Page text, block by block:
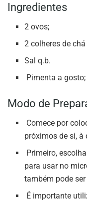
Ingredientes
2 ovos;
2 colheres de
Sal q.b.
Pimenta a gosto;
Modo de
Comece por
próximos de si, à
Primeiro,
para usar no
também pode
É importante